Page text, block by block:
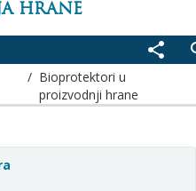
HRANE
share
/ Bioprotektori u
proizvodnji hrane